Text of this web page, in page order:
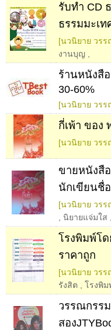
รับทำ CD
ธรรมมะเ
[นวนิยาย วร
งานบุญ
ร้านหนังสื
30-60%
[นวนิยาย วร
กี่เพ้า ของ
[นวนิยาย วร
ขายหนังสื
นักเขียนชื่
[นวนิยาย วร
นิยายแจ่มใส
โรงพิมพ์โ
ราคาถูก
[นวนิยาย วร
รังสิต
โรงพิ
วรรณกรร
สอง